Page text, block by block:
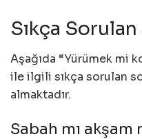
Sıkça
Aşağıda “Yürümek mi
ile ilgili sıkça sorulan
almaktadır.
Sabah mı akşam